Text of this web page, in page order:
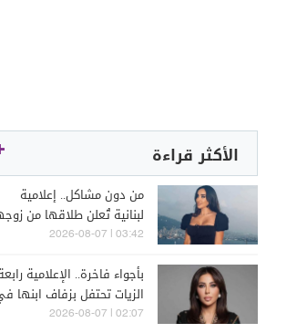
الأكثر قراءة
من دون مشاكل.. إعلامية
لبنانية تُعلن طلاقها من
رجل الأعمال
03:42 | 2026-08-07
بأجواء فاخرة.. الإعلامية
الزيات تحتفل بزفاف ابنها
البترون (فيديو)
02:07 | 2026-08-07